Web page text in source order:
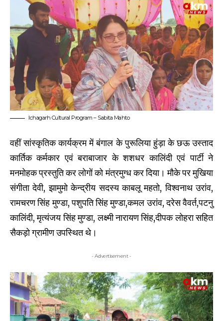
Ichagarh Cultural Program – Sabita Mahto
वहीं सांस्कृतिक कार्यक्रम में बंगाल के पुरूलिया हुंड़ा के छऊ उस्ताद
कार्तिक कर्मकार एवं बराबाजार के शशधर कालिंदी एवं पार्टी ने
मनमोहक प्रस्तुति कर लोगों को मंत्रमुग्ध कर दिया। मौके पर मुखिया
संगीता देवी, झामुमो केन्द्रीय सदस्य काबलू महतो, विश्वनाथ उरांव,
रामचरण सिंह मुण्डा, पशुपति सिंह मुण्डा,कमल उरांव, दरेस वैवर्त,पटनु
कालिंदी, मृत्यंजय सिंह मुण्डा, लक्ष्मी नारायण सिंह,दीपक लोहरा सहित
सैकड़ो ग्रामीण उपस्थित थे।
- Advertisement -